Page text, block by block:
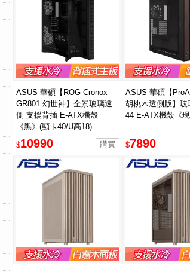
ASUS 華碩【ROG Cronox
GR801 幻世神】全景玻璃透
側 支援背插 E-ATX機殼
《黑》(顯卡40/U高18)
$10990
ASUS 華碩【
胡桃木透側版】玻
44 E-ATX機殼《現
$7890